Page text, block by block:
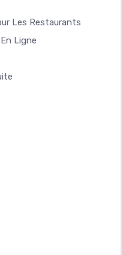
Les Restaurants
Ligne